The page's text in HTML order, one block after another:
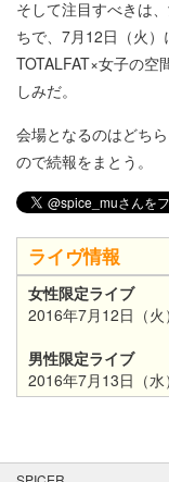
そして注目すべきは
ちで、7月12日（火
TOTALFAT×女子の空
しみだ。
会場となるのはどち
ので続報をまとう。
ライヴ情報
女性限定ライブ
2016年7月12日（火
男性限定ライブ
2016年7月13日（水